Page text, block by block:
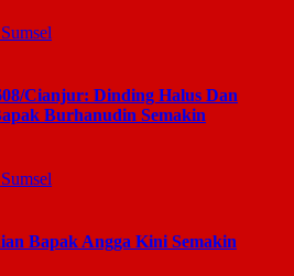
Cianjur: Dinding Halus Dan
Burhanudin Semakin
Bapak Angga Kini Semakin